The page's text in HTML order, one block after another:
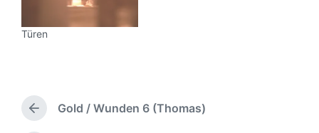
Türen
V
o
Gold / Wunden 6 (Thomas)